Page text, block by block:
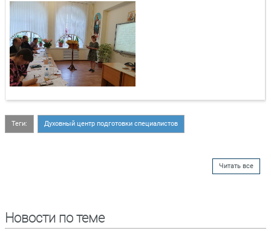
Теги: Духовный центр подготовки специалистов
Читать все
Новости по теме